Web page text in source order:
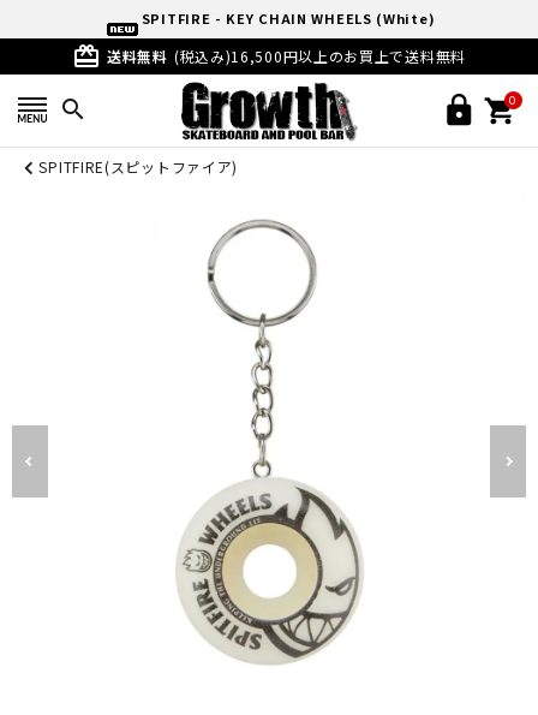
SPITFIRE - KEY CHAIN WHEELS (White)
card_giftcard 送料無料 (税込み)16,500円以上のお買上で送料無料
search 0
SPITFIRE(スピットファイア)